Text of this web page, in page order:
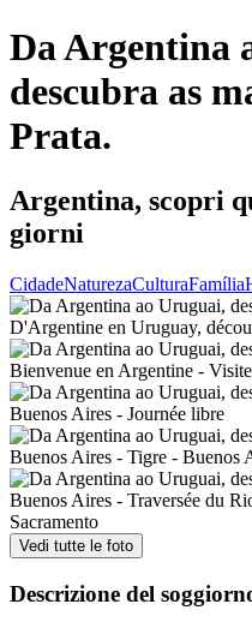
Da Argentina
descubra as
Prata.
Argentina, scopri
giorni
CidadeNaturezaCulturaFamília
Vedi tutte le foto
Descrizione del